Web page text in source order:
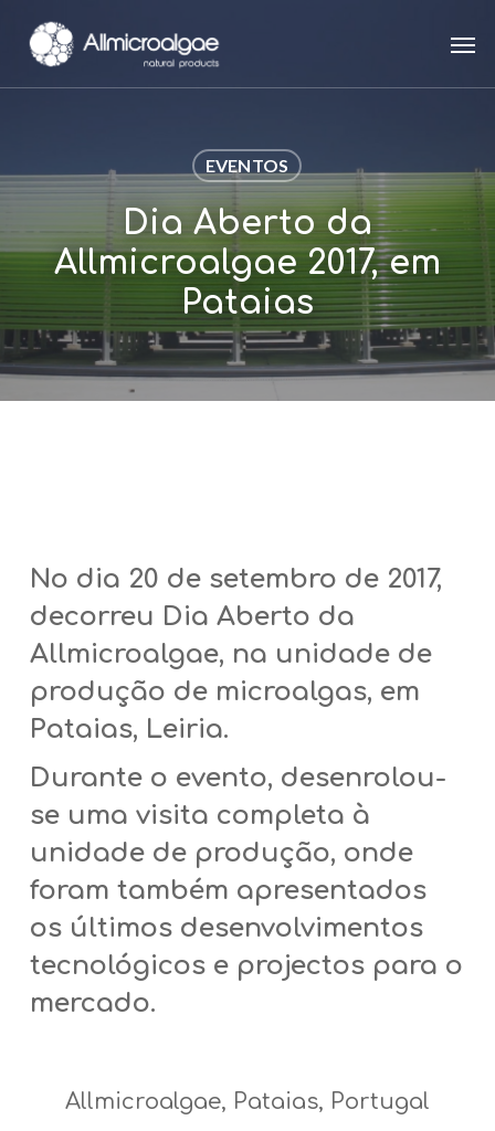
EVENTOS
Dia Aberto da
Allmicroalgae 2017, em
Pataias
No dia 20 de setembro de 2017,
decorreu Dia Aberto da
Allmicroalgae, na unidade de
produção de microalgas, em
Pataias, Leiria.
Durante o evento, desenrolou-
se uma visita completa à
unidade de produção, onde
foram também apresentados
os últimos desenvolvimentos
tecnológicos e projectos para o
mercado.
Allmicroalgae, Pataias, Portugal